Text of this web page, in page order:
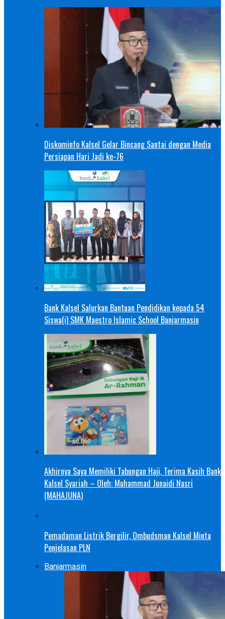
Diskominfo Kalsel Gelar Bincang Santai dengan Media
Persiapan Hari Jadi ke-76
Bank Kalsel Salurkan Bantuan Pendidikan kepada 54
Siswa(i) SMK Maestro Islamic School Banjarmasin
Akhirnya Saya Memiliki Tabungan Haji, Terima Kasih Bank
Kalsel Syariah – Oleh: Muhammad Junaidi Nasri
(MAHAJUNA)
Pemadaman Listrik Bergilir, Ombudsman Kalsel Minta
Penjelasan PLN
Banjarmasin